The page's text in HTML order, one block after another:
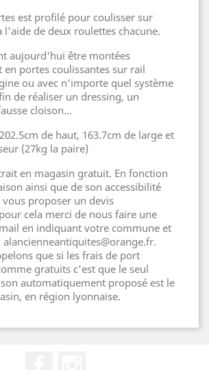
est profilé pour coulisser sur
l'aide de deux roulettes chacune.
aujourd'hui être montées
portes coulissantes sur rail
ou avec n'importe quel système
de réaliser un dressing, un
cloison...
202.5cm de haut, 163.7cm de large et
(27kg la paire)
en magasin gratuit. En fonction
ainsi que de son accessibilité
proposer un devis
cela merci de nous faire une
en indiquant votre commune et
alancienneantiquites@orange.fr.
que si les frais de port
gratuits c'est que le seul
automatiquement proposé est le
en région lyonnaise.